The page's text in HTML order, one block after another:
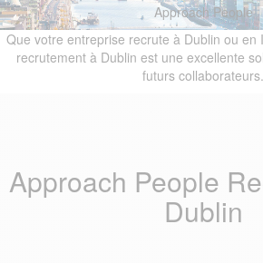
Approach People
Que votre entreprise recrute à Dublin ou en
recrutement à Dublin est une excellente
futurs collaborateurs.
Approach People
Dublin